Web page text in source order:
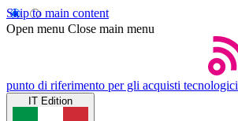
Skip to main content
Open menu Close main menu
punto di riferimento per gli acquisti tecnologici
IT Edition